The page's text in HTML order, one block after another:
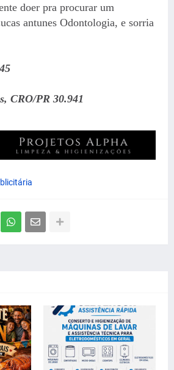
doer pra procurar um
antunes Odontologia, e sorria
CRO/PR 30.941